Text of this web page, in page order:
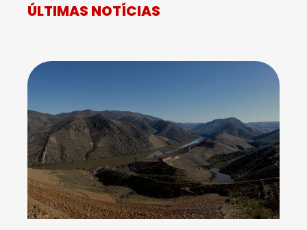
ÚLTIMAS NOTÍCIAS